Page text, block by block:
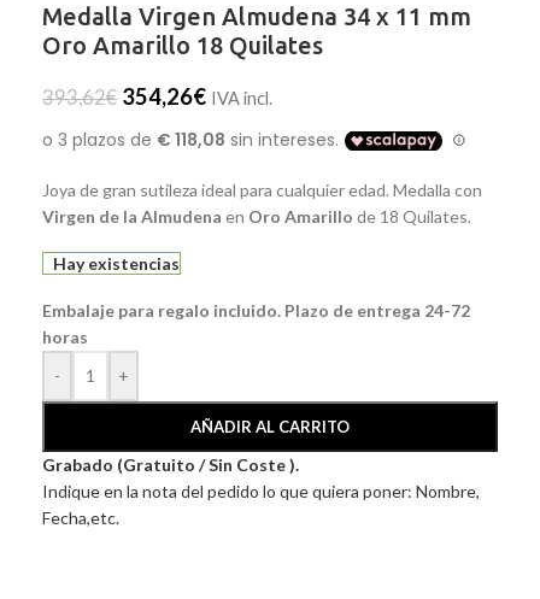
Medalla Virgen Almudena 34 x 11 mm
Oro Amarillo 18 Quilates
393,62€ 354,26€ IVA incl.
Joya de gran sutileza ideal para cualquier edad. Medalla con
Virgen de la Almudena en Oro Amarillo de 18 Quilates.
Hay existencias
Embalaje para regalo incluido. Plazo de entrega 24-72
horas
-
+
AÑADIR AL CARRITO
Grabado (Gratuito / Sin Coste ).
Indique en la nota del pedido lo que quiera poner: Nombre,
Fecha,etc.